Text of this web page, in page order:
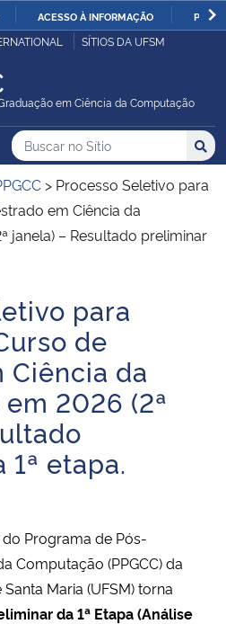
IR
ACESSO À INFORMAÇÃO
e Abastecimento
e Comunicações
SÍTIOS DA UFSM
em Ciência da Computação
do Sítio
Busca
Buscar no no Sítio
Busca:
> Processo Seletivo para
em Ciência da
janela) – Resultado preliminar
para
de
Ciência da
2026 (2ª
etapa.
Programa de Pós-
Computação (PPGCC) da
Maria (UFSM) torna
da 1ª Etapa (Análise